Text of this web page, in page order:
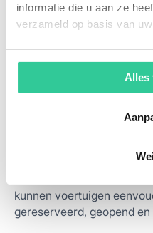
informatie die u aan ze
verzameld op basis van
Alles
Zo werkt het
Deelplatform
uitgerust met Webfleet-
kunnen voertuigen
gereserveerd, geopend en